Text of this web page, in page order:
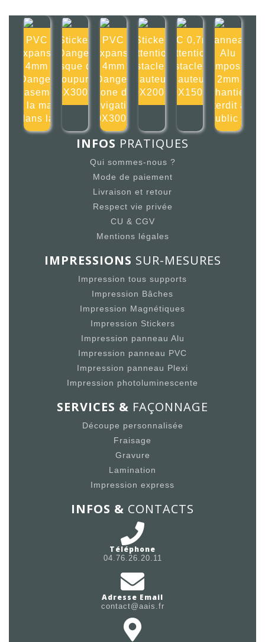
PVC
Expansé
4mm
Danger
écrasement
de la main
dans la
Sticker
Danger
risque de
coupure
300X300mm
PVC
Expansé
4mm
Danger
Zone de
navigation
300X300mm
Sticker
Attention
obstacle en
hauteur
200X200mm
PVC 0,7mm
Attention
obstacle en
hauteur
150X150mm
Panneau
Alu
composite
2mm
Chantier
interdit au
public 1
INFOS PRATIQUES
Qui sommes-nous ?
Mode de paiement
Livraison et retour
Respect vie privée
CU & CGV
Mentions légales
IMPRESSIONS SUR-MESURES
Impression tous supports
Impression Bâches
Impression Magnétiques
Impression Stickers
Impression panneau Alu
Impression panneau PVC
Impression panneau Plexi
Impression photoluminescente
SERVICES & FAÇONNAGE
Découpe personnalisée
Fraisage
Gravure
Lamination
Impression express
INFOS & CONTACTS
Téléphone
04.76.26.20.11
Adresse Email
contact@aais.fr